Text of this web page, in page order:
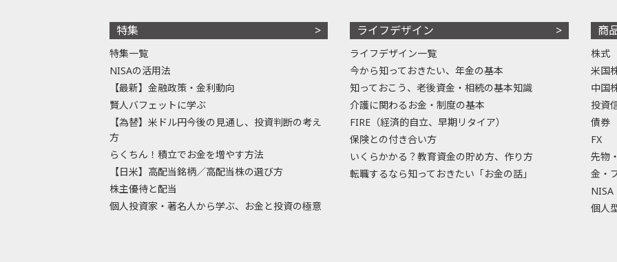
特集
特集一覧
NISAの活用法
【最新】金融政策・金利動向
賢人バフェットに学ぶ
【為替】米ドル円今後の見通し、投資判断の考え
方
らくちん！積立でお金を増やす方法
【日米】高配当銘柄／高配当株の選び方
株主優待と配当
個人投資家・著名人から学ぶ、お金と投資の極意
ライフデザイン
ライフデザイン一覧
今から知っておきたい、年金の基本
知っておこう、老後資金・相続の基本知識
介護に関わるお金・制度の基本
FIRE（経済的自立、早期リタイア）
保険との付き合い方
いくらかかる？教育資金の貯め方、作り方
転職するなら知っておきたい「お金の話」
商
株式
米国
中国
投資
債券
FX
先物
金・
NISA
個人